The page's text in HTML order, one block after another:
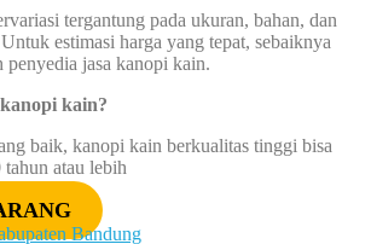
tergantung pada ukuran, bahan, dan
estimasi harga yang tepat, sebaiknya
penyedia jasa kanopi kain.
kain?
baik, kanopi kain berkualitas tinggi bisa
atau lebih